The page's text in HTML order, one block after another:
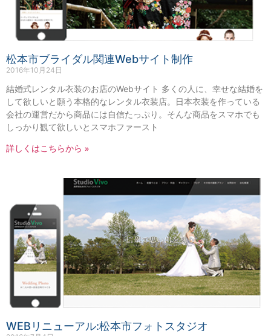
松本市ブライダル関連Webサイト制作
2016年10月24日
結婚式レンタル衣装のお店のWebサイト 多くの人に、幸せな結婚を
して欲しいと願う本格的なレンタル衣装店。日本衣装を作っている
会社の運営だから商品には自信たっぷり。そんな商品をスマホでも
しっかり観て欲しいとスマホファースト
詳しくはこちらから »
WEBリニューアル:松本市フォトスタジオ